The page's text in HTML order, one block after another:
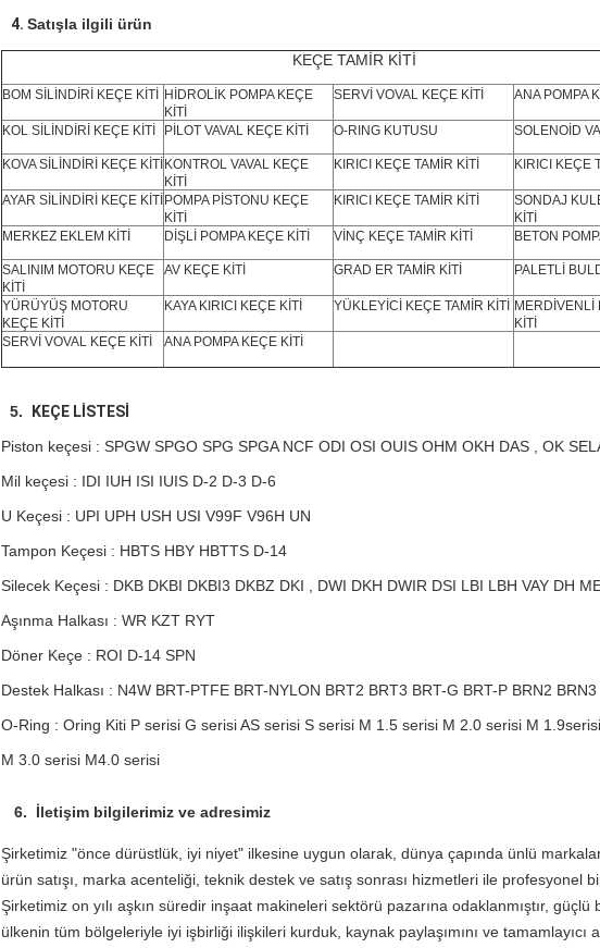
4. Satışla ilgili ürün
KEÇE TAMİR KİTİ
BOM SİLİNDİRİ KEÇE KİTİ
HİDROLİK POMPA KEÇE
KİTİ
SERVİ VOVAL KEÇE KİTİ ANA POMPA
KOL SİLİNDİRİ KEÇE KİTİ PİLOT VAVAL KEÇE KİTİ O-RING KUTUSU SOLENOİD
KOVA SİLİNDİRİ KEÇE KİTİ KONTROL VAVAL KEÇE
KİTİ
KIRICI KEÇE TAMİR KİTİ KIRICI KEÇE
AYAR SİLİNDİRİ KEÇE KİTİ POMPA PİSTONU KEÇE
KİTİ
KIRICI KEÇE TAMİR KİTİ
SONDAJ
KİTİ
MERKEZ EKLEM KİTİ
DİŞLİ POMPA KEÇE KİTİ VİNÇ KEÇE TAMİR KİTİ BETON
SALINIM MOTORU KEÇE
KİTİ
AV KEÇE KİTİ GRAD ER TAMİR KİTİ PALETLİ
YÜRÜYÜŞ MOTORU
KEÇE KİTİ
KAYA KIRICI KEÇE KİTİ YÜKLEYİCİ KEÇE TAMİR KİTİ
MERDİVENLİ
KİTİ
SERVİ VOVAL KEÇE KİTİ
ANA POMPA KEÇE KİTİ
5.
KEÇE LİSTESİ
Piston keçesi : SPGW SPGO SPG SPGA NCF ODI OSI OUIS OHM OKH DAS , OK
Mil keçesi : IDI IUH ISI IUIS D-2 D-3 D-6
U Keçesi : UPI UPH USH USI V99F V96H UN
Tampon Keçesi : HBTS HBY HBTTS D-14
Silecek Keçesi : DKB DKBI DKBI3 DKBZ DKI , DWI DKH DWIR DSI LBI LBH VAY DH
Aşınma Halkası : WR KZT RYT
Döner Keçe : ROI D-14 SPN
Destek Halkası : N4W BRT-PTFE BRT-NYLON BRT2 BRT3 BRT-G BRT-P BRN2 BRN3
O-Ring : Oring Kiti P serisi G serisi AS serisi S serisi M 1.5 serisi M 2.0 serisi M
M 3.0 serisi M4.0 serisi
6. İletişim bilgilerimiz ve adresimiz
Şirketimiz "önce dürüstlük, iyi niyet" ilkesine uygun olarak, dünya çapında ünlü
ürün satışı, marka acenteliği, teknik destek ve satış sonrası hizmetleri ile profesyonel
Şirketimiz on yılı aşkın süredir inşaat makineleri sektörü pazarına odaklanmıştır,
ülkenin tüm bölgeleriyle iyi işbirliği ilişkileri kurduk, kaynak paylaşımını ve